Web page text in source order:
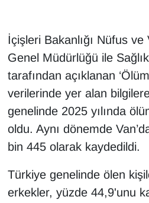
İçişleri Bakanlığı Nüfus ve
Genel Müdürlüğü ile Sağlık
tarafından açıklanan
verilerinde yer alan
genelinde 2025 yılında
oldu. Aynı dönemde
bin 445 olarak kaydedildi.
Türkiye genelinde ölen
erkekler, yüzde 44,9'unu
Kadın
Kamu Alımları
Kim Kimdir?
Kültür & Sanat
KURDÎ
MAGAZİN